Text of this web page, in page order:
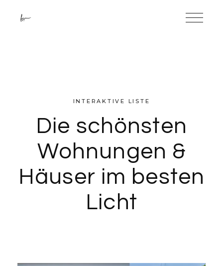
INTERAKTIVE LISTE
Die schönsten
Wohnungen &
Häuser im besten
Licht